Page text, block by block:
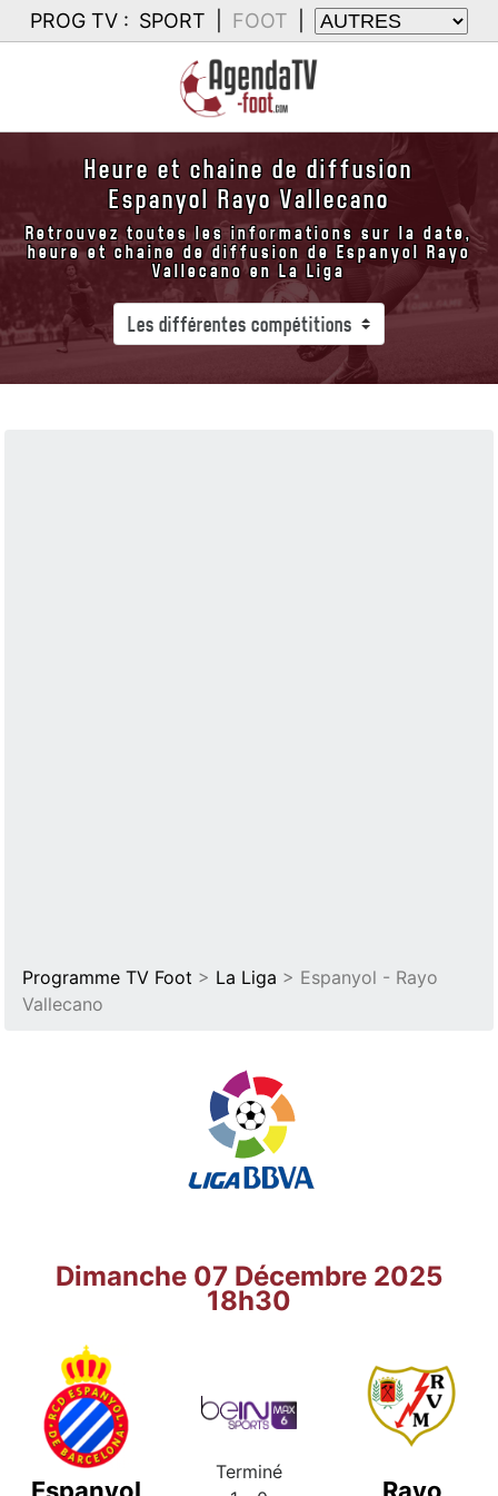
PROG TV : SPORT FOOT
Heure et chaine de diffusion
Espanyol Rayo Vallecano
Retrouvez toutes les informations sur la date,
heure et chaine de diffusion de Espanyol Rayo
Vallecano en La Liga
Programme TV Foot > La Liga > Espanyol - Rayo
Vallecano
Dimanche 07 Décembre 2025
18h30
Terminé